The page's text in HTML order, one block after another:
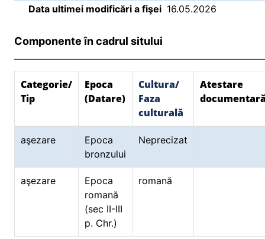
Data ultimei modificări a fişei 16.05.2026
Componente în cadrul sitului
Categorie/
Tip
Epoca
(Datare)
Cultura/
Faza
culturală
Atestare
aşezare
Epoca
bronzului
Neprecizat
aşezare
Epoca
romană
(sec II-III
p. Chr.)
romană